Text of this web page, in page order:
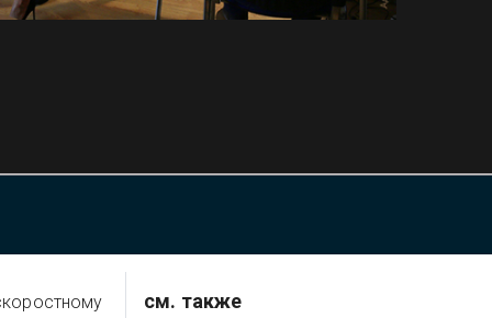
см. также